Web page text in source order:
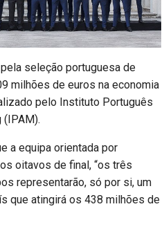
seleção portuguesa de
milhões de euros na economia
pelo Instituto Português
(IPAM).
a equipa orientada por
oitavos de final, “os três
representarão, só por si, um
que atingirá os 438 milhões de